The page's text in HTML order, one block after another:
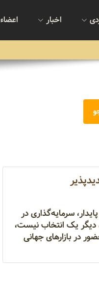
اخبار اعضاء
سرمایه‌گذاری در
دیگر یک انتخاب نیست،
در بازارهای جهانی